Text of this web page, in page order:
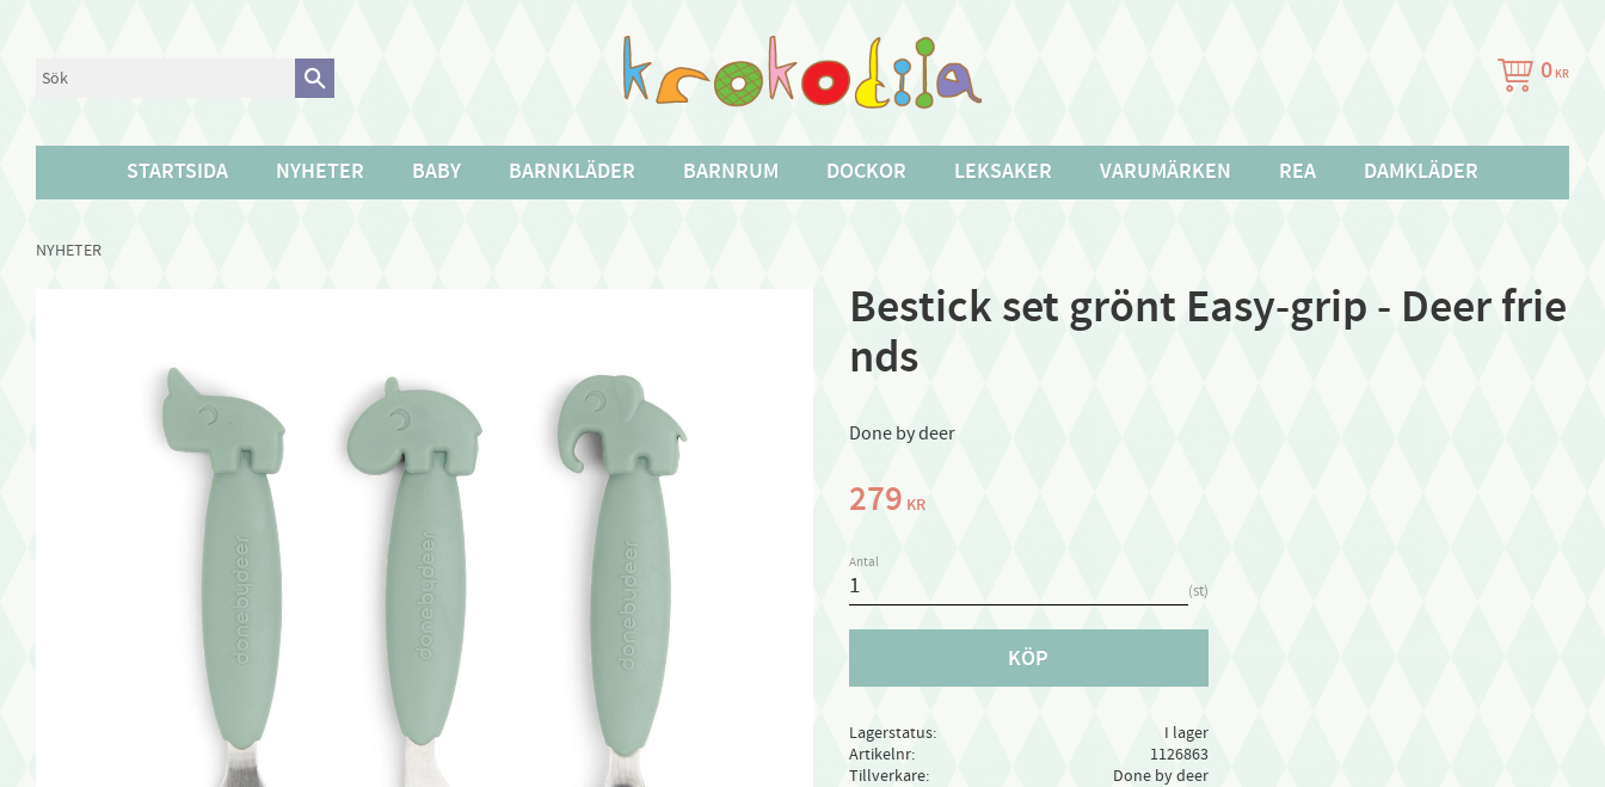
0 KR
STARTSIDA NYHETER BABY BARNKLÄDER BARNRUM DOCKOR LEKSAKER VARUMÄRKEN REA DAMKLÄDER
NYHETER
Bestick set grönt Easy-grip - Deer frie
nds
Done by deer
279 KR
Antal
st
KÖP
Lagerstatus
I lager
Artikelnr
1126863
Tillverkare
Done by deer